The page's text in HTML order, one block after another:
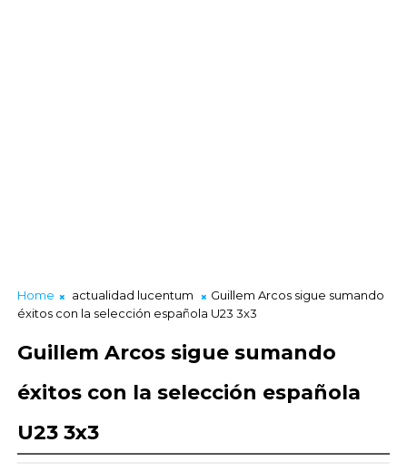
Home actualidad lucentum
Guillem Arcos sigue sumando
éxitos con la selección española U23 3x3
Guillem Arcos sigue sumando
éxitos con la selección española
U23 3x3